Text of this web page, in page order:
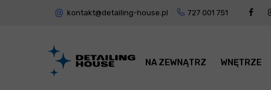
kontakt@detailing-house.pl 727 001 751
NA ZEWNĄTRZ WNĘTRZE